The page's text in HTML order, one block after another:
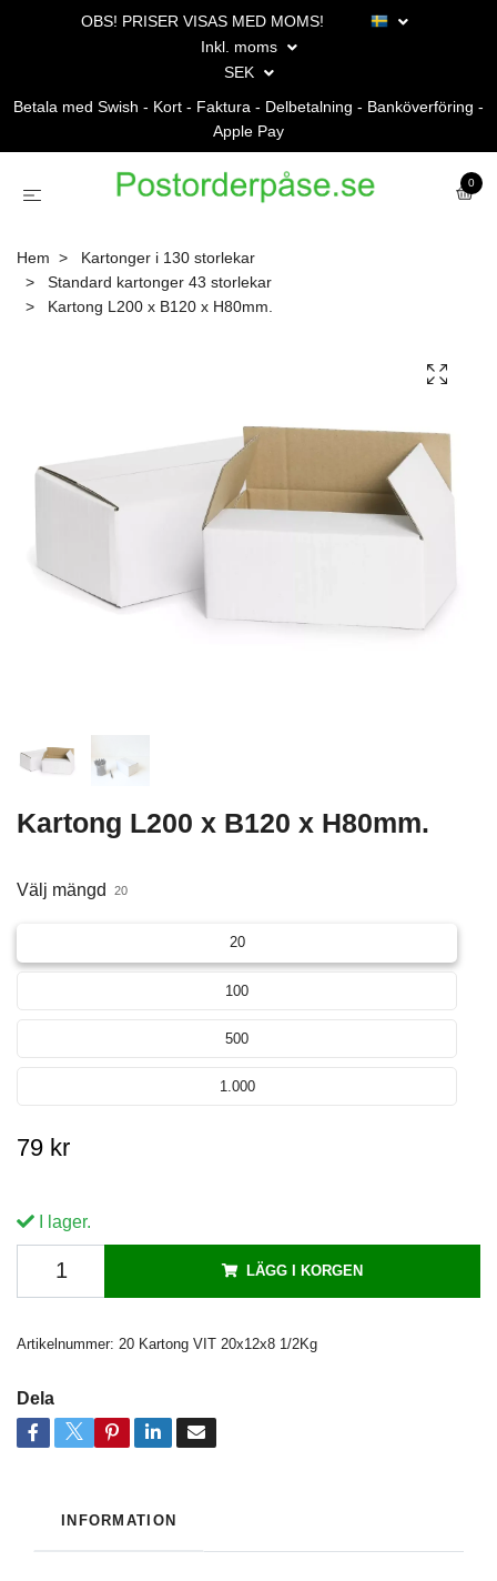
OBS! PRISER VISAS MED MOMS!
Inkl. moms
SEK
Betala med Swish - Kort - Faktura - Delbetalning - Banköverföring -
Apple Pay
0
Hem
Kartonger i 130 storlekar
Standard kartonger 43 storlekar
Kartong L200 x B120 x H80mm.
Kartong L200 x B120 x H80mm.
Välj mängd 20
20
100
500
1.000
79 kr
I lager.
LÄGG I KORGEN
Artikelnummer: 20 Kartong VIT 20x12x8 1/2Kg
Dela
INFORMATION